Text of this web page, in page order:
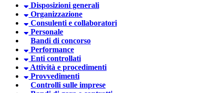
Disposizioni generali
Organizzazione
Consulenti e collaboratori
Personale
Bandi di concorso
Performance
Enti controllati
Attività e procedimenti
Provvedimenti
Controlli sulle imprese